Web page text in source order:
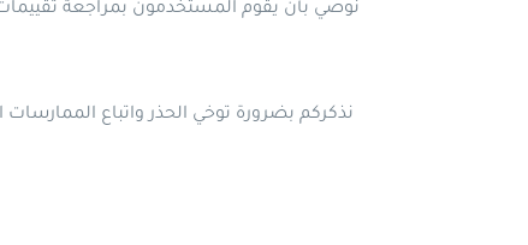
نوصي بأن يقوم المستخدمون بمراجعة
نذكركم بضرورة توخي الحذر واتباع الممارسات